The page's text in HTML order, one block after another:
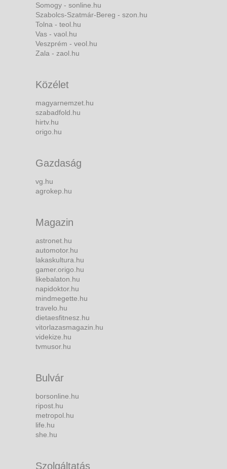
Somogy - sonline.hu
Szabolcs-Szatmár-Bereg - szon.hu
Tolna - teol.hu
Vas - vaol.hu
Veszprém - veol.hu
Zala - zaol.hu
Közélet
magyarnemzet.hu
szabadfold.hu
hirtv.hu
origo.hu
Gazdaság
vg.hu
agrokep.hu
Magazin
astronet.hu
automotor.hu
lakaskultura.hu
gamer.origo.hu
likebalaton.hu
napidoktor.hu
mindmegette.hu
travelo.hu
dietaesfitnesz.hu
vitorlazasmagazin.hu
videkize.hu
tvmusor.hu
Bulvár
borsonline.hu
ripost.hu
metropol.hu
life.hu
she.hu
Szolgáltatás